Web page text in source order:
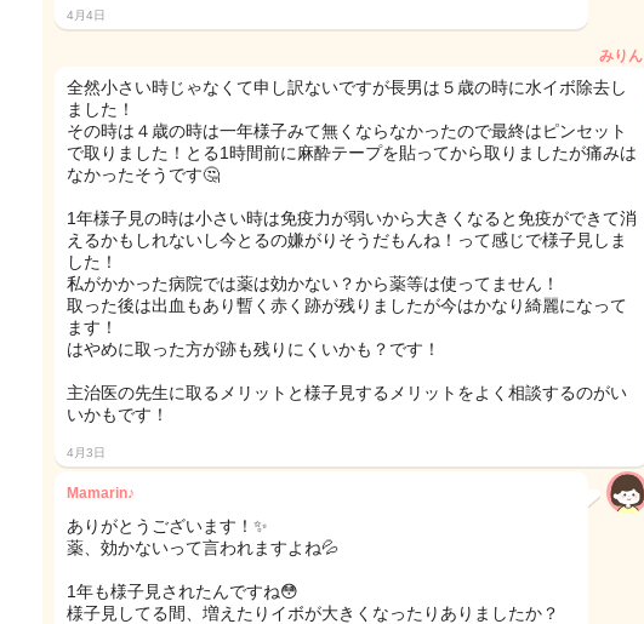
4月4日
みりん
全然小さい時じゃなくて申し訳ないですが長男は５歳の時に水イボ除去し
ました！
その時は４歳の時は一年様子みて無くならなかったので最終はピンセット
で取りました！とる1時間前に麻酔テープを貼ってから取りましたが痛みは
なかったそうです🤔
1年様子見の時は小さい時は免疫力が弱いから大きくなると免疫ができて消
えるかもしれないし今とるの嫌がりそうだもんね！って感じで様子見しま
した！
私がかかった病院では薬は効かない？から薬等は使ってません！
取った後は出血もあり暫く赤く跡が残りましたが今はかなり綺麗になって
ます！
はやめに取った方が跡も残りにくいかも？です！
主治医の先生に取るメリットと様子見するメリットをよく相談するのがい
いかもです！
4月3日
Mamarin♪
ありがとうございます！✨️
薬、効かないって言われますよね💦
1年も様子見されたんですね😳
様子見してる間、増えたりイボが大きくなったりありましたか？